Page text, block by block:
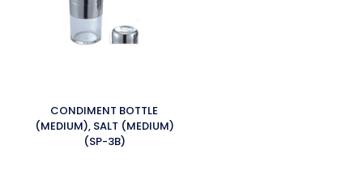
CONDIMENT BOTTLE
(MEDIUM), SALT (MEDIUM)
(SP-3B)